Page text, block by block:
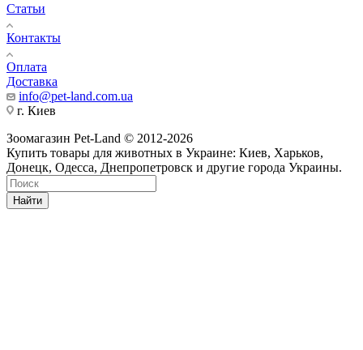
Статьи
Контакты
Оплата
Доставка
info@pet-land.com.ua
г. Киев
Зоомагазин Pet-Land © 2012-2026
Купить товары для животных в Украине: Киев, Харьков,
Донецк, Одесса, Днепропетровск и другие города Украины.
Найти